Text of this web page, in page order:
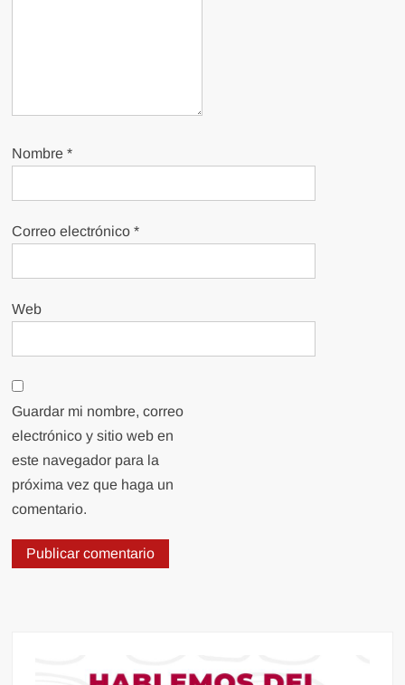
Nombre*
Correo electrónico*
Web
Guardar mi nombre, correo
electrónico y sitio web en
este navegador para la
próxima vez que haga un
comentario.